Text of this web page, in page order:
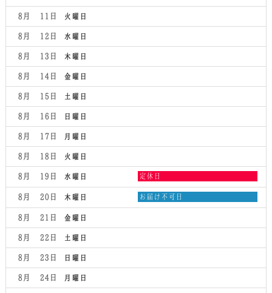
火曜日
8月 11
水曜日
8月 12
木曜日
8月 13
金曜日
8月 14
土曜日
8月 15
日曜日
8月 16
月曜日
8月 17
火曜日
8月 18
水曜日
8月 19
水
日,
8
2026
定休日
木曜日
8月 20
木
お届け不可日
金曜日
8月 21
土曜日
8月 22
日曜日
8月 23
月曜日
8月 24